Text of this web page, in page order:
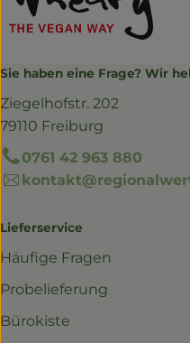
Sie haben eine Frage? Wir
Ziegelhofstr. 202
79110 Freiburg
0761 42 963 880
Lieferservice
Häufige Fragen
Probelieferung
Bürokiste